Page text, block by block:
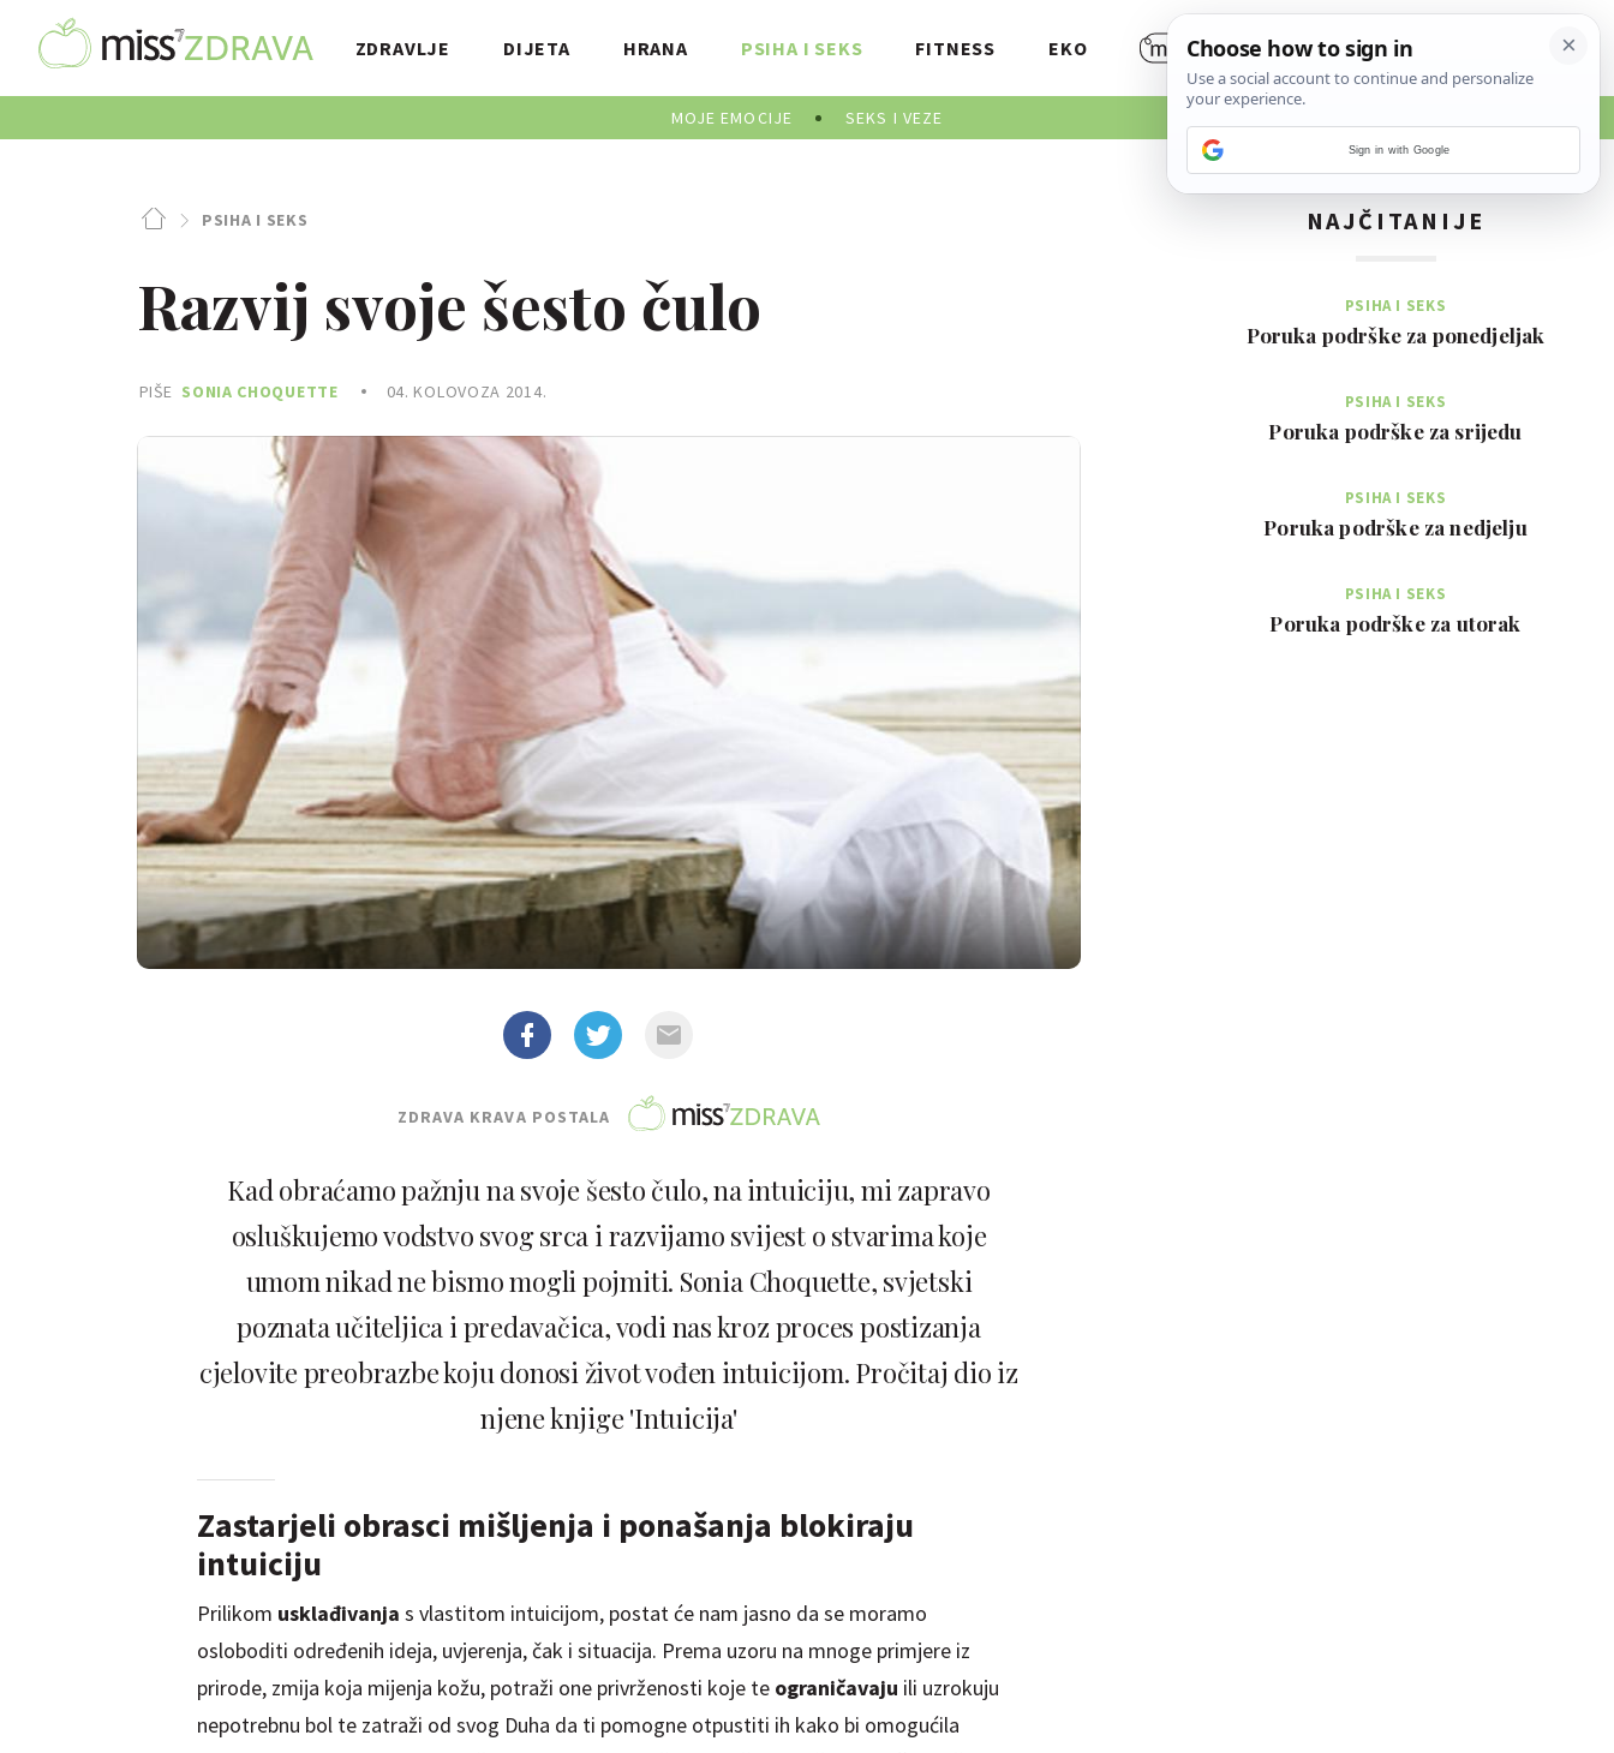
ZDRAVLJE DIJETA HRANA PSIHA I SEKS
MOJE EMOCIJE SEKS I VEZE
FITNESS EKO
PSIHA I SEKS
Razvij svoje šesto čulo
PIŠE SONIA CHOQUETTE 04. KOLOVOZA 2014.
ZDRAVA KRAVA POSTALA
Kad obraćamo pažnju na svoje šesto čulo, na intuiciju, mi zapravo
osluškujemo vodstvo svog srca i razvijamo svijest o stvarima koje
umom nikad ne bismo mogli pojmiti. Sonia Choquette, svjetski
poznata učiteljica i predavačica, vodi nas kroz proces postizanja
cjelovite preobrazbe koju donosi život vođen intuicijom. Pročitaj dio iz
njene knjige 'Intuicija'
Zastarjeli obrasci mišljenja i ponašanja blokiraju
intuiciju
Prilikom usklađivanja s vlastitom intuicijom, postat će nam jasno da se moramo
osloboditi određenih ideja, uvjerenja, čak i situacija. Prema uzoru na mnoge primjere iz
prirode, zmija koja mijenja kožu, potraži one privrženosti koje te ograničavaju ili uzrokuju
nepotrebnu bol te zatraži od svog Duha da ti pomogne otpustiti ih kako bi omogućila
NAJČITANIJE
PSIHA I SEKS
Poruka podrške za ponedjeljak
PSIHA I SEKS
Poruka podrške za srijedu
PSIHA I SEKS
Poruka podrške za nedjelju
PSIHA I SEKS
Poruka podrške za utorak
Sign in with Google